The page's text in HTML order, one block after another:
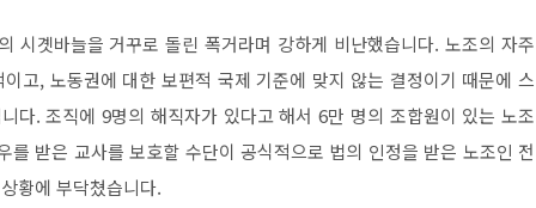
시곗바늘을 거꾸로 돌린 폭거라며 강하게 비난했습니다. 노조의 자주
고, 노동권에 대한 보편적 국제 기준에 맞지 않는 결정이기 때문에 스
다. 조직에 9명의 해직자가 있다고 해서 6만 명의 조합원이 있는 노조
받은 교사를 보호할 수단이 공식적으로 법의 인정을 받은 노조인 전
황에 부닥쳤습니다.